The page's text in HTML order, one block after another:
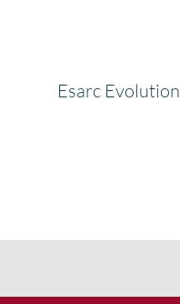
Esarc Evolution